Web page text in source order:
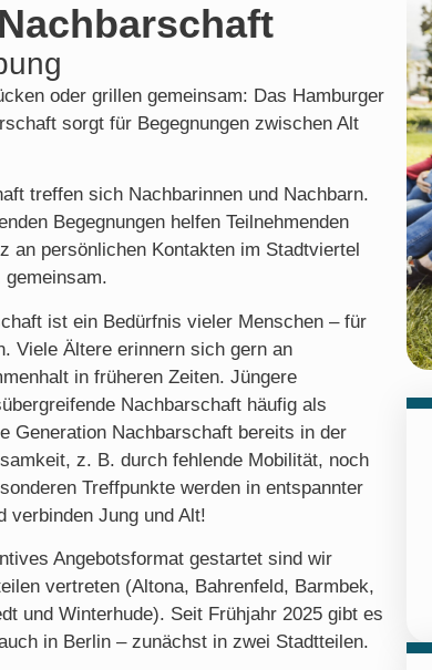
oder grillen gemeinsam: Das Hamburger
sorgt für Begegnungen zwischen Alt
treffen sich Nachbarinnen und Nachbarn.
Begegnungen helfen Teilnehmenden
an persönlichen Kontakten im Stadtviertel
gemeinsam.
ist ein Bedürfnis vieler Menschen – für
Viele Ältere erinnern sich gern an
in früheren Zeiten. Jüngere
Nachbarschaft häufig als
Generation Nachbarschaft bereits in der
z. B. durch fehlende Mobilität, noch
Treffpunkte werden in entspannter
verbinden Jung und Alt!
Angebotsformat gestartet sind wir
vertreten (Altona, Bahrenfeld, Barmbek,
und Winterhude). Seit Frühjahr 2025 gibt es
in Berlin – zunächst in zwei Stadtteilen.